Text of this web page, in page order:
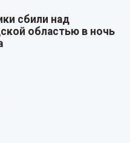
сбили над
областью в ночь